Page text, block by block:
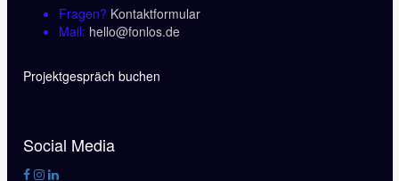
Fragen? Kontaktformular
Mail: hello@fonlos.de
Projektgespräch buchen
Social Media